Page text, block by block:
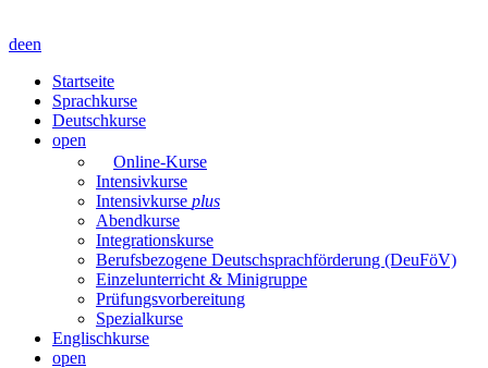
deen
Startseite
Sprachkurse
Deutschkurse
open
Online-Kurse
Intensivkurse
Intensivkurse plus
Abendkurse
Integrationskurse
Berufsbezogene Deutschsprachförderung (DeuFöV)
Einzelunterricht & Minigruppe
Prüfungsvorbereitung
Spezialkurse
Englischkurse
open